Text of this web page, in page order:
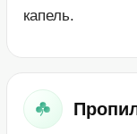
капель.